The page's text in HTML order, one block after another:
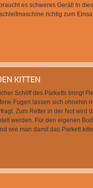
es schweres Gerät! In
richtig zum
KITTEN
Schliff des Parketts bringt
Fugen lassen sich ohnehin
Zum Retter in der Not wird
werden. Für den eigenen
wie man damit das Parkett